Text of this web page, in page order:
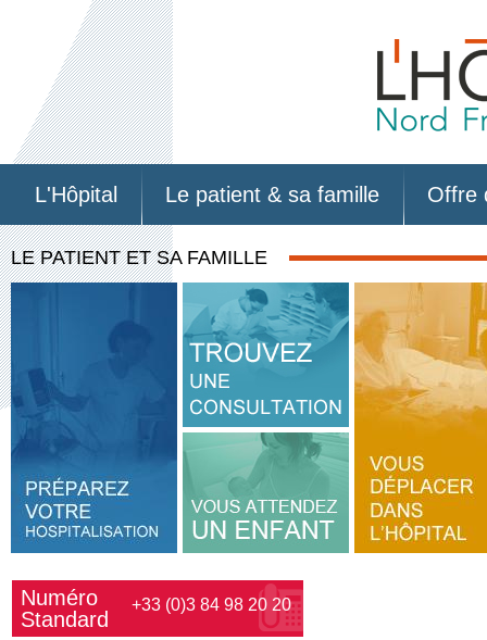
L'Hôpital Le patient & sa famille Offre
LE PATIENT ET SA FAMILLE
Numéro
Standard
+33 (0)3 84 98 20 20